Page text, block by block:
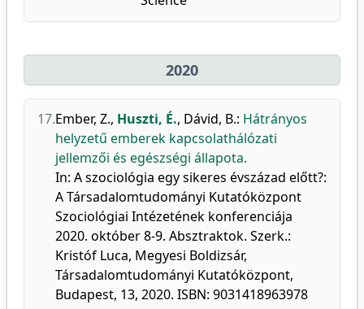
2020
17.Ember, Z., Huszti, É., Dávid, B.: Hátrányos
helyzetű emberek kapcsolathálózati
jellemzői és egészségi állapota.
In: A szociológia egy sikeres évszázad előtt?:
A Társadalomtudományi Kutatóközpont
Szociológiai Intézetének konferenciája
2020. október 8-9. Absztraktok. Szerk.:
Kristóf Luca, Megyesi Boldizsár,
Társadalomtudományi Kutatóközpont,
Budapest, 13, 2020. ISBN: 9031418963978